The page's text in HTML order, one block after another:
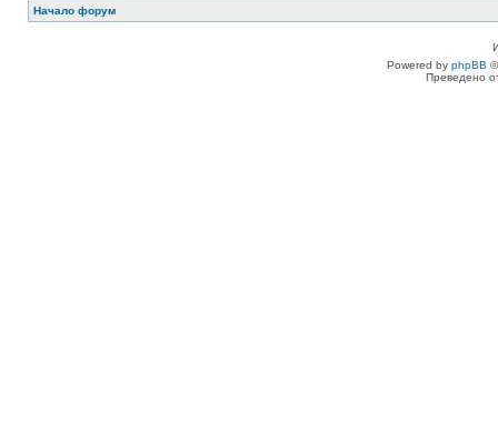
Начало форум
Powered by phpBB
Преведено